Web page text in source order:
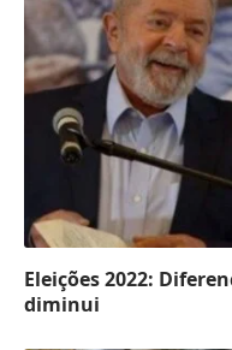
Eleições 2022:
diminui